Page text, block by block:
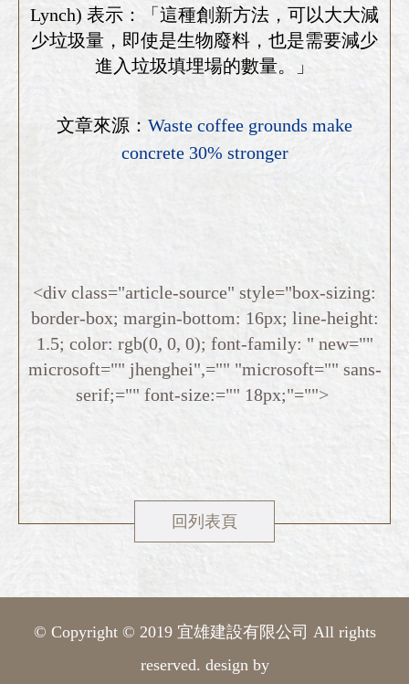
Lynch) 表示：「這種創新方法，可以大大減
少垃圾量，即使是生物廢料，也是需要減少
進入垃圾填埋場的數量。」
文章來源： Waste coffee grounds make
concrete 30% stronger
<div class="article-source" style="box-sizing:
border-box; margin-bottom: 16px; line-height:
1.5; color: rgb(0, 0, 0); font-family: " new=""
microsoft="" jhenghei",="" "microsoft="" sans-
serif;="" font-size:="" 18px;"="">
回列表頁
© Copyright © 2019 宜雄建設有限公司 All rights
reserved. design by